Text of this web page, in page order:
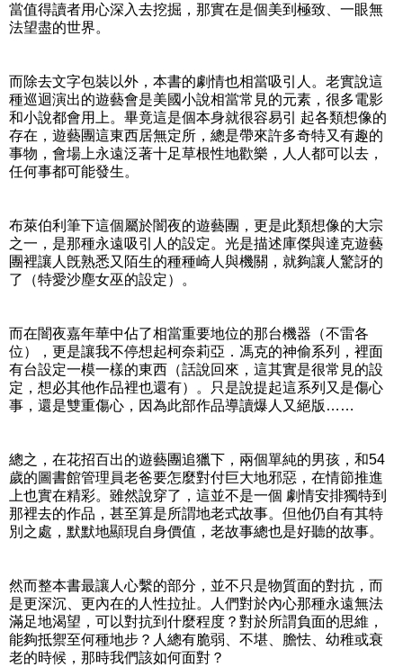
當值得讀者用心深入去挖掘，那實在是個美到極致、一眼無
法望盡的世界。
而除去文字包裝以外，本書的劇情也相當吸引人。老實說這
種巡迴演出的遊藝會是美國小說相當常見的元素，很多電影
和小說都會用上。畢竟這是個本身就很容易引 起各類想像的
存在，遊藝團這東西居無定所，總是帶來許多奇特又有趣的
事物，會場上永遠泛著十足草根性地歡樂，人人都可以去，
任何事都可能發生。
布萊伯利筆下這個屬於闇夜的遊藝團，更是此類想像的大宗
之一，是那種永遠吸引人的設定。光是描述庫傑與達克遊藝
團裡讓人旣熟悉又陌生的種種崎人與機關，就夠讓人驚訝的
了（特愛沙塵女巫的設定）。
而在闇夜嘉年華中佔了相當重要地位的那台機器（不雷各
位），更是讓我不停想起柯奈莉亞．馮克的神偷系列，裡面
有台設定一模一樣的東西（話說回來，這其實是很常見的設
定，想必其他作品裡也還有）。只是說提起這系列又是傷心
事，還是雙重傷心，因為此部作品導讀爆人又絕版……
總之，在花招百出的遊藝團追獵下，兩個單純的男孩，和54
歲的圖書館管理員老爸要怎麼對付巨大地邪惡，在情節推進
上也實在精彩。雖然說穿了，這並不是一個 劇情安排獨特到
那裡去的作品，甚至算是所謂地老式故事。但他仍自有其特
別之處，默默地顯現自身價值，老故事總也是好聽的故事。
然而整本書最讓人心繫的部分，並不只是物質面的對抗，而
是更深沉、更內在的人性拉扯。人們對於內心那種永遠無法
滿足地渴望，可以對抗到什麼程度？對於所謂負面的思維，
能夠抵禦至何種地步？人總有脆弱、不堪、膽怯、幼稚或衰
老的時候，那時我們該如何面對？